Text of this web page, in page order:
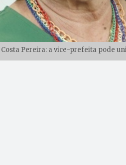
Pereira: a vice-prefeita pode